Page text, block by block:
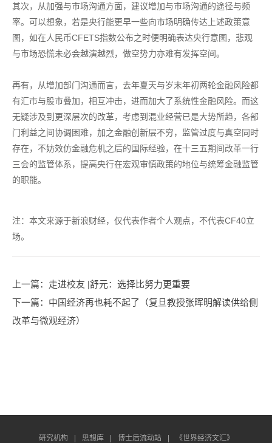
其次，从加强与市场沟通方面，建议增加与市场沟通的途径与频
率。可以想象，若是央行能更早一些向市场明确传达上述政策意
图，如在人民币CFETS指数公布之时便明确表达央行意图，悲观
与市场恐慌未必会越演越烈，做空势力亦难有发挥空间。
再有，从增加部门沟通而言，去年夏天与岁末年初两轮金融风险都
有汇市与股市叠加，相互冲击，进而加大了系统性金融风险。而这
无疑涉及到更深层次的改革，考虑到混业经营已是大势所趋，各部
门利益之间协调困难，加之金融创新层不穷，监管过度与真空同时
存在，不妨效仿金融危机之后的国际经验，在十三五期间改革一行
三会的监管体系，提高央行在宏观审慎政策的地位与统筹金融监管
的职能。
注：本文来源于新浪财经，仅代表作者个人观点，不代表CF40立
场。
上一篇：走进校友 |舒元：选择比努力更重要
下一篇：中国经济再也耗不起了（复旦教授张晖明解读供给侧
改革与微观经济）
研究机构 | 思想库 | 博士后流动站 | 《世界经济文汇》